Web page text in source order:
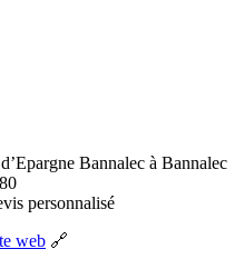
Bannalec à Bannalec
personnalisé
web 🔗